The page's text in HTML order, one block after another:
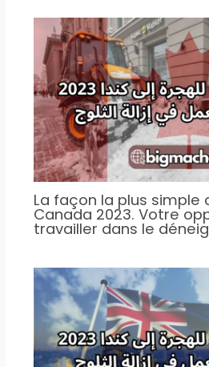
La façon la plus simple
Canada 2023. Votre
travailler dans le